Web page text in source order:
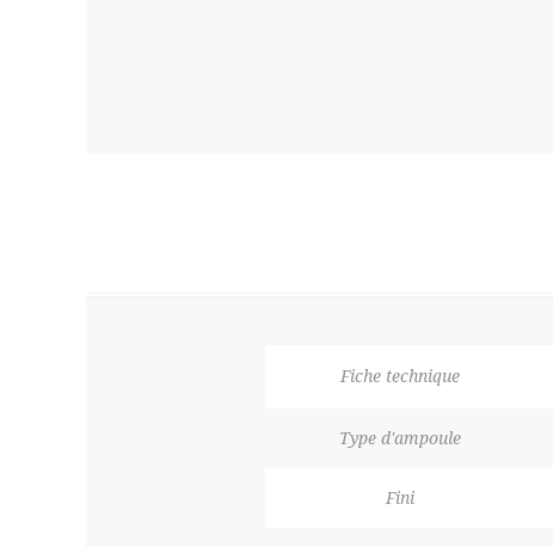
Fiche technique
Type d'ampoule
Fini